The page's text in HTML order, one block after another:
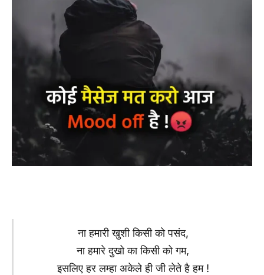
ना हमारी खुशी किसी को पसंद,
ना हमारे दुखो का किसी को गम,
इसलिए हर लम्हा अकेले ही जी लेते है हम !